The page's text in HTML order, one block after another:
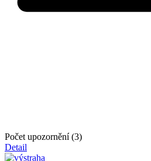
Počet upozornění (3)
Detail